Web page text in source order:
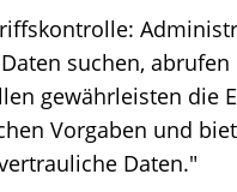
suchen,
gewährleisten die
Vorgaben und
Daten."